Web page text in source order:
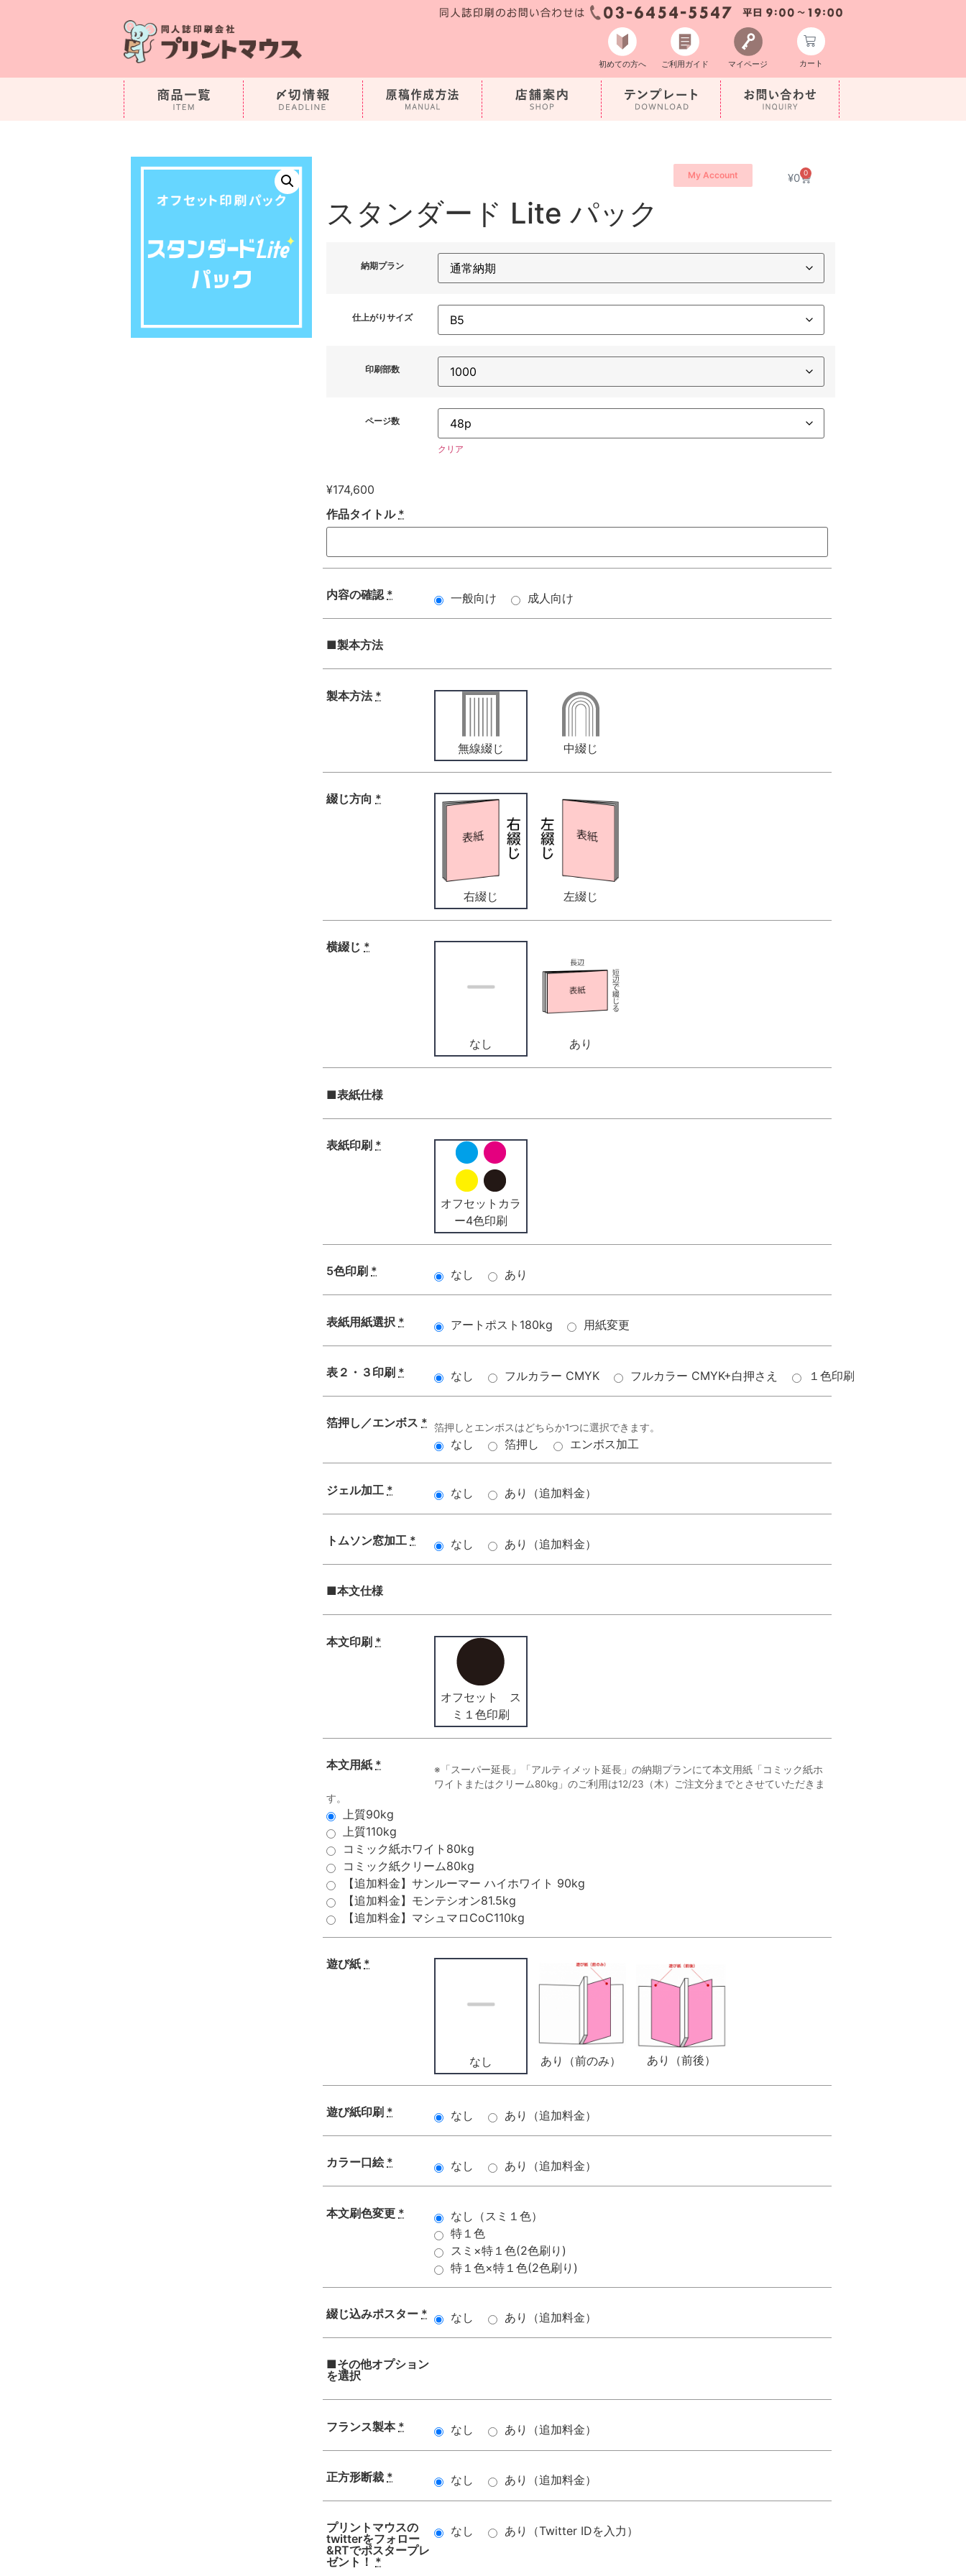
初めての方へ ご利用ガイド マイページ カート
My Account ¥0 0
スタンダード Lite パック
納期プラン
仕上がりサイズ
印刷部数
ページ数
クリア
¥174,600
作品タイトル *
内容の確認 * 一般向け 成人向け
■製本方法
製本方法 *
無線綴じ 中綴じ
綴じ方向 *
右綴じ 左綴じ
横綴じ *
なし あり
■表紙仕様
表紙印刷 *
オフセットカラ
ー4色印刷
5色印刷 * なし あり
表紙用紙選択 * アートポスト180kg 用紙変更
表２・３印刷 * なし フルカラー CMYK フルカラー CMYK+白押さえ １色印刷
箔押し／エンボス * 箔押しとエンボスはどちらか1つに選択できます。
なし 箔押し エンボス加工
ジェル加工 * なし あり（追加料金）
トムソン窓加工 * なし あり（追加料金）
■本文仕様
本文印刷 *
オフセット ス
ミ１色印刷
本文用紙 *
※「スーパー延長」「アルティメット延長」の納期プランにて本文用紙「コミック紙ホ
ワイトまたはクリーム80kg」のご利用は12/23（木）ご注文分までとさせていただきま
す。
上質90kg
上質110kg
コミック紙ホワイト80kg
コミック紙クリーム80kg
【追加料金】サンルーマー ハイホワイト 90kg
【追加料金】モンテシオン81.5kg
【追加料金】マシュマロCoC110kg
遊び紙 *
なし あり（前のみ） あり（前後）
遊び紙印刷 * なし あり（追加料金）
カラー口絵 * なし あり（追加料金）
本文刷色変更 *
なし（スミ１色）
特１色
スミ×特１色(2色刷り)
特１色×特１色(2色刷り)
綴じ込みポスター * なし あり（追加料金）
■その他オプション
を選択
フランス製本 * なし あり（追加料金）
正方形断裁 * なし あり（追加料金）
プリントマウスの
twitterをフォロー
&RTでポスタープレ
ゼント！ *
なし あり（Twitter IDを入力）